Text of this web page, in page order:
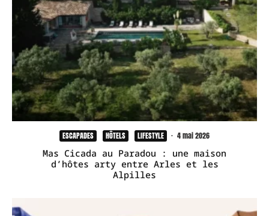
ESCAPADES HÔTELS LIFESTYLE · 4 mai 2026
Mas Cicada au Paradou : une maison
d’hôtes arty entre Arles et les
Alpilles